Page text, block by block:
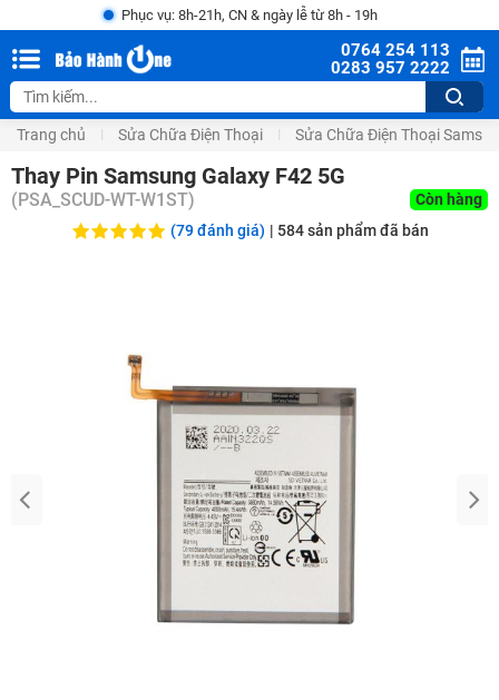
Phục vụ: 8h-21h, CN & ngày lễ từ 8h - 19h
0764 254 113
0283 957 2222
Trang chủ Sửa Chữa Điện Thoại Sửa Chữa Điện Thoại
Thay Pin Samsung Galaxy F42 5G
(PSA_SCUD-WT-W1ST)
Còn hàng
(79 đánh giá) | 584sản phẩm đã bán